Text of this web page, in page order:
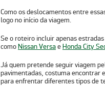
Como os deslocamentos entre
logo no início da viagem.
Se o roteiro incluir apenas
comoNissan VersaeHonda City
Já quem pretende seguir viagem
pavimentadas, costuma encontrar
para enfrentar diferentes tipos de